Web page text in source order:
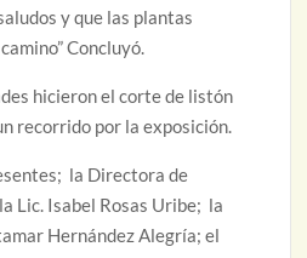
y que las plantas
Concluyó.
hicieron el corte de listón
recorrido por la exposición.
la Directora de
Lic. Isabel Rosas Uribe; la
Hernández Alegría; el